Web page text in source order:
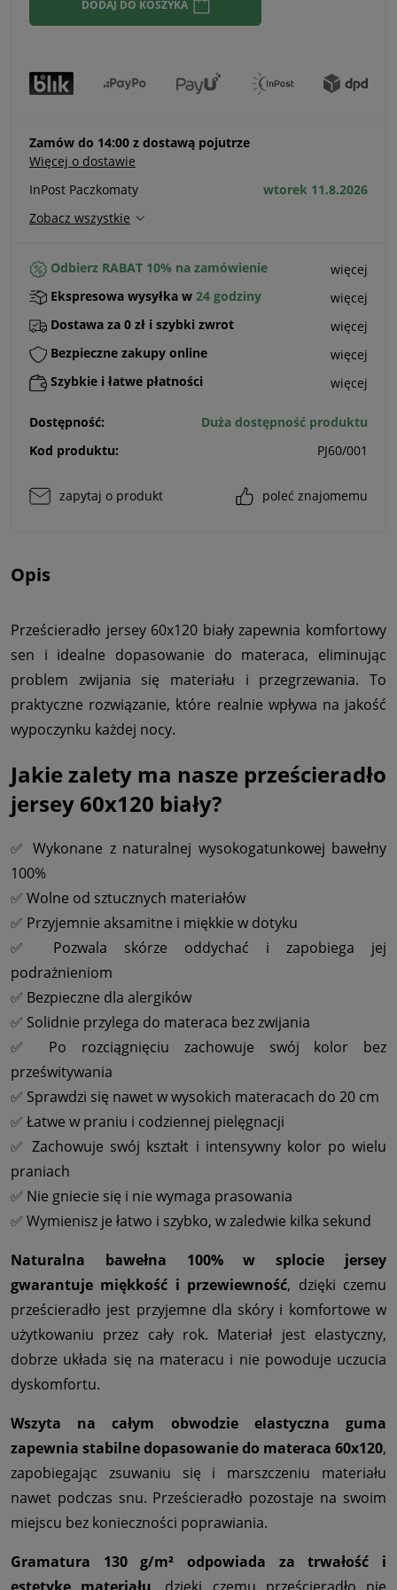
DODAJ DO KOSZYKA
Zamów do 14:00 z dostawą pojutrze
Więcej o dostawie
InPost Paczkomaty
wtorek 11.8.2026
Zobacz wszystkie
Odbierz RABAT 10% na zamówienie
więcej
Ekspresowa wysyłka w 24 godziny
więcej
Dostawa za 0 zł i szybki zwrot
więcej
Bezpieczne zakupy online
więcej
Szybkie i łatwe płatności
więcej
Dostępność:
Duża dostępność produktu
Kod produktu:
PJ60/001
zapytaj o produkt poleć znajomemu
Opis
Prześcieradło jersey 60x120 biały zapewnia komfortowy
sen i idealne dopasowanie do materaca, eliminując
problem zwijania się materiału i przegrzewania. To
praktyczne rozwiązanie, które realnie wpływa na jakość
wypoczynku każdej nocy.
Jakie zalety ma nasze prześcieradło
jersey 60x120 biały?
✅ Wykonane z naturalnej wysokogatunkowej bawełny
100%
✅ Wolne od sztucznych materiałów
✅ Przyjemnie aksamitne i miękkie w dotyku
✅ Pozwala skórze oddychać i zapobiega jej
podrażnieniom
✅ Bezpieczne dla alergików
✅ Solidnie przylega do materaca bez zwijania
✅ Po rozciągnięciu zachowuje swój kolor bez
prześwitywania
✅ Sprawdzi się nawet w wysokich materacach do 20 cm
✅ Łatwe w praniu i codziennej pielęgnacji
✅ Zachowuje swój kształt i intensywny kolor po wielu
praniach
✅ Nie gniecie się i nie wymaga prasowania
✅ Wymienisz je łatwo i szybko, w zaledwie kilka sekund
Naturalna bawełna 100% w splocie jersey
gwarantuje miękkość i przewiewność, dzięki czemu
prześcieradło jest przyjemne dla skóry i komfortowe w
użytkowaniu przez cały rok. Materiał jest elastyczny,
dobrze układa się na materacu i nie powoduje uczucia
dyskomfortu.
Wszyta na całym obwodzie elastyczna guma
zapewnia stabilne dopasowanie do materaca 60x120,
zapobiegając zsuwaniu się i marszczeniu materiału
nawet podczas snu. Prześcieradło pozostaje na swoim
miejscu bez konieczności poprawiania.
Gramatura 130 g/m² odpowiada za trwałość i